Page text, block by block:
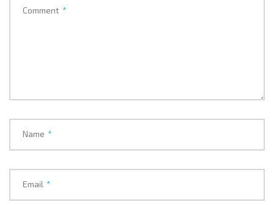
Comment *
Name *
Email *